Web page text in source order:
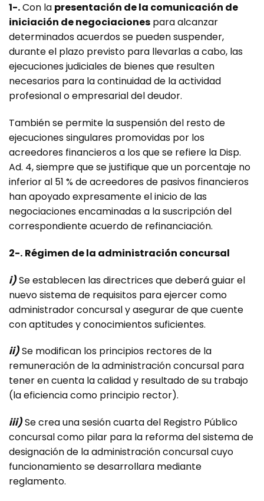
1-.Con la presentación de la comunicación de
iniciación de negociaciones para alcanzar
determinados acuerdos se pueden suspender,
durante el plazo previsto para llevarlas a cabo, las
ejecuciones judiciales de bienes que resulten
necesarios para la continuidad de la actividad
profesional o empresarial del deudor.
También se permite la suspensión del resto de
ejecuciones singulares promovidas por los
acreedores financieros a los que se refiere la Disp.
Ad. 4, siempre que se justifique que un porcentaje no
inferior al 51 % de acreedores de pasivos financieros
han apoyado expresamente el inicio de las
negociaciones encaminadas a la suscripción del
correspondiente acuerdo de refinanciación.
2-. Régimen de la administración concursal
i)Se establecen las directrices que deberá guiar el
nuevo sistema de requisitos para ejercer como
administrador concursal y asegurar de que cuente
con aptitudes y conocimientos suficientes.
ii)Se modifican los principios rectores de la
remuneración de la administración concursal para
tener en cuenta la calidad y resultado de su trabajo
(la eficiencia como principio rector).
iii)Se crea una sesión cuarta del Registro Público
concursal como pilar para la reforma del sistema de
designación de la administración concursal cuyo
funcionamiento se desarrollara mediante
reglamento.